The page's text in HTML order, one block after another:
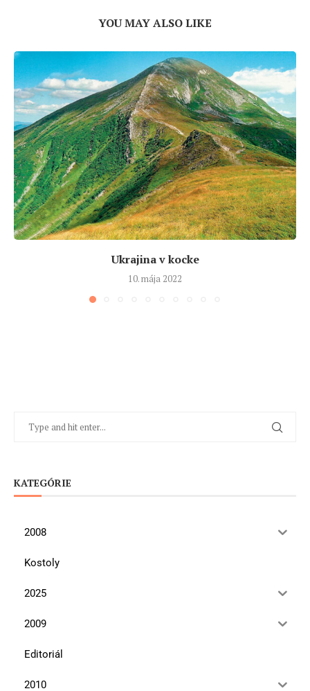
YOU MAY ALSO LIKE
Ukrajina v kocke
10. mája 2022
KATEGÓRIE
2008
Kostoly
2025
2009
Editoriál
2010